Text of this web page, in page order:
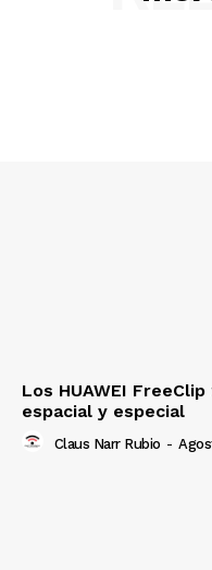
Los HUAWEI
espacial y especial
Claus Narr Rubio -